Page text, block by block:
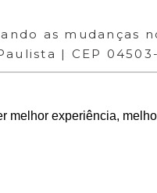
melhor experiência,
as mudanças
| CEP
1133
30.046-J -